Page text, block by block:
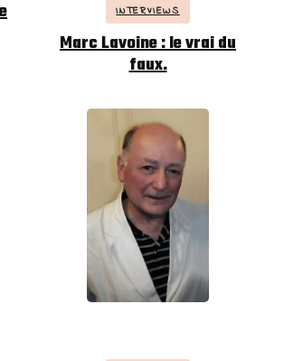
INTERVIEWS
Marc Lavoine : le vrai du
faux.